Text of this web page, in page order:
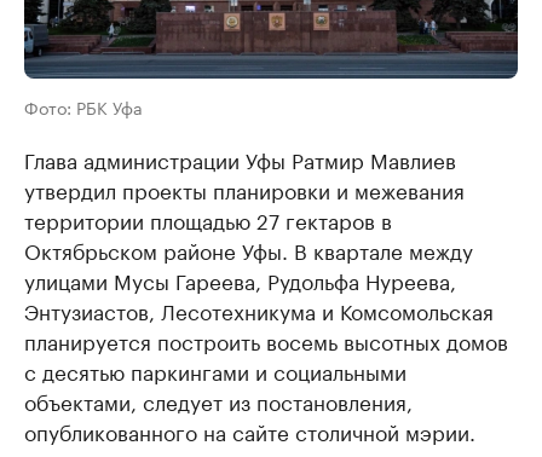
Фото: РБК Уфа
Глава администрации Уфы Ратмир Мавлиев
утвердил проекты планировки и межевания
территории площадью 27 гектаров в
Октябрьском районе Уфы. В квартале между
улицами Мусы Гареева, Рудольфа Нуреева,
Энтузиастов, Лесотехникума и Комсомольская
планируется построить восемь высотных домов
с десятью паркингами и социальными
объектами, следует из постановления,
опубликованного на сайте столичной мэрии.